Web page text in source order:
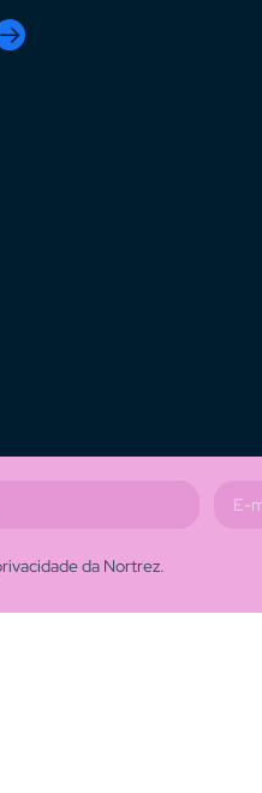
da Nortrez.